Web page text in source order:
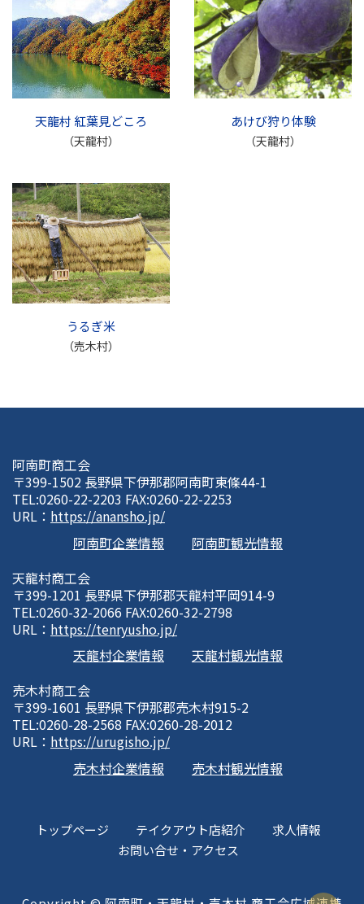
天龍村 紅葉見どころ
（天龍村）
あけび狩り体験
（天龍村）
うるぎ米
（売木村）
阿南町商工会
〒399-1502 長野県下伊那郡阿南町東條44-1
TEL:0260-22-2203 FAX:0260-22-2253
URL： https://anansho.jp/
阿南町企業情報
阿南町観光情報
天龍村商工会
〒399-1201 長野県下伊那郡天龍村平岡914-9
TEL:0260-32-2066 FAX:0260-32-2798
URL： https://tenryusho.jp/
天龍村企業情報
天龍村観光情報
売木村商工会
〒399-1601 長野県下伊那郡売木村915-2
TEL:0260-28-2568 FAX:0260-28-2012
URL： https://urugisho.jp/
売木村企業情報
売木村観光情報
トップページ テイクアウト店紹介
求人情報
お問い合せ・アクセス